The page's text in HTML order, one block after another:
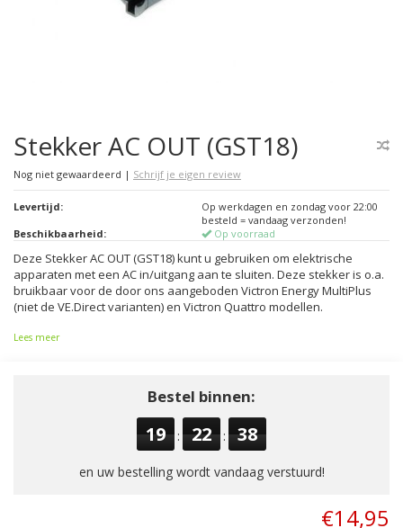
Stekker AC OUT (GST18)
Nog niet gewaardeerd | Schrijf je eigen review
Levertijd:
Op werkdagen en zondag voor 22:00
besteld = vandaag verzonden!
Beschikbaarheid:
Op voorraad
Deze Stekker AC OUT (GST18) kunt u gebruiken om elektrische
apparaten met een AC in/uitgang aan te sluiten. Deze stekker is o.a.
bruikbaar voor de door ons aangeboden Victron Energy MultiPlus
(niet de VE.Direct varianten) en Victron Quattro modellen.
Lees meer
Bestel binnen:
19 : 22 : 38
en uw bestelling wordt vandaag verstuurd!
€14,95